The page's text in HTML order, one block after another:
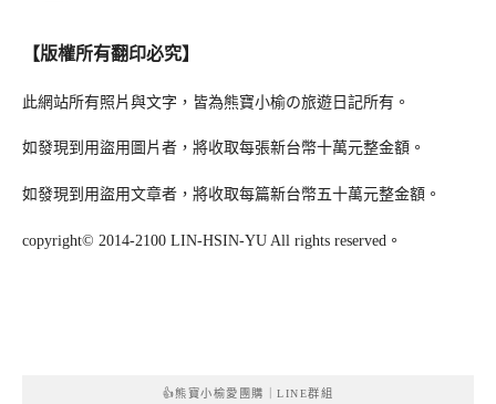
【版權所有翻印必究】
此網站所有照片與文字，皆為熊寶小榆の旅遊日記所有。
如發現到用盜用圖片者，將收取每張新台幣十萬元整金額。
如發現到用盜用文章者，將收取每篇新台幣五十萬元整金額。
copyright© 2014-2100 LIN-HSIN-YU All rights reserved。
👍熊寶小榆愛團購｜LINE群組